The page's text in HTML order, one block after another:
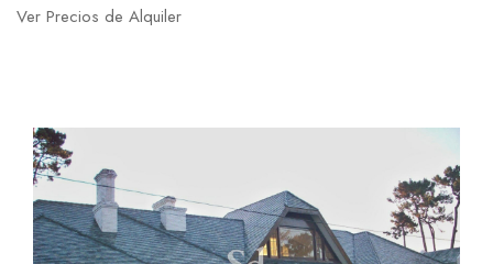
Ver Precios de Alquiler